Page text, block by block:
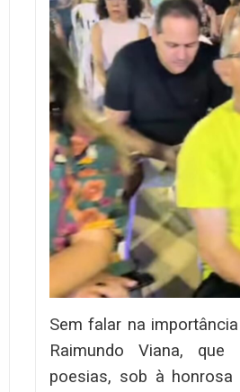
Sem falar na
Raimundo Viana, que
poesias, sob à honrosa